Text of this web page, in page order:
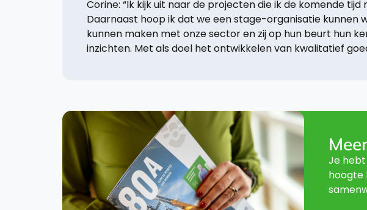
Corine: “Ik kijk uit naar de projecten die ik de komende
Daarnaast hoop ik dat we een stage-organisatie kunnen
kunnen maken met onze sector en zij op hun beurt hun
inzichten. Met als doel het ontwikkelen van kwalitatief
Je hebt
hoogte